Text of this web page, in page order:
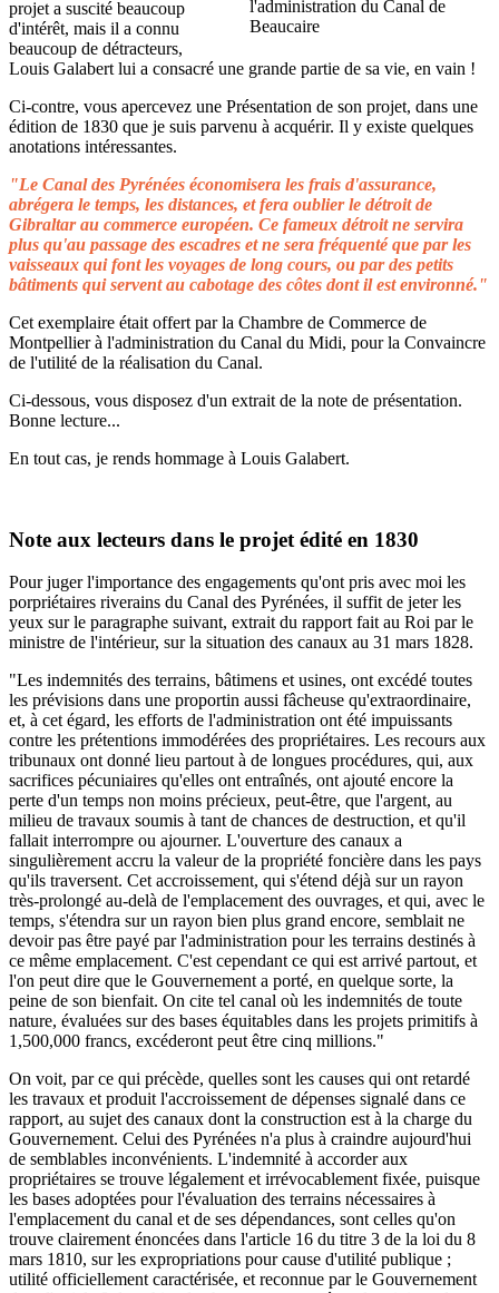
projet a suscité beaucoup
d'intérêt, mais il a connu
beaucoup de détracteurs,
Louis Galabert lui a consacré une grande partie de sa vie, en vain !
Ci-contre, vous apercevez une Présentation de son projet, dans une
édition de 1830 que je suis parvenu à acquérir. Il y existe quelques
anotations intéressantes.
"Le Canal des Pyrénées économisera les frais d'assurance,
abrégera le temps, les distances, et fera oublier le détroit de
Gibraltar au commerce européen. Ce fameux détroit ne servira
plus qu'au passage des escadres et ne sera fréquenté que par les
vaisseaux qui font les voyages de long cours, ou par des petits
bâtiments qui servent au cabotage des côtes dont il est environné."
Cet exemplaire était offert par la Chambre de Commerce de
Montpellier à l'administration du Canal du Midi, pour la Convaincre
de l'utilité de la réalisation du Canal.
Ci-dessous, vous disposez d'un extrait de la note de présentation.
Bonne lecture...
En tout cas, je rends hommage à Louis Galabert.
Note aux lecteurs dans le projet édité en 1830
Pour juger l'importance des engagements qu'ont pris avec moi les
porpriétaires riverains du Canal des Pyrénées, il suffit de jeter les
yeux sur le paragraphe suivant, extrait du rapport fait au Roi par le
ministre de l'intérieur, sur la situation des canaux au 31 mars 1828.
"Les indemnités des terrains, bâtimens et usines, ont excédé toutes
les prévisions dans une proportin aussi fâcheuse qu'extraordinaire,
et, à cet égard, les efforts de l'administration ont été impuissants
contre les prétentions immodérées des propriétaires. Les recours aux
tribunaux ont donné lieu partout à de longues procédures, qui, aux
sacrifices pécuniaires qu'elles ont entraînés, ont ajouté encore la
perte d'un temps non moins précieux, peut-être, que l'argent, au
milieu de travaux soumis à tant de chances de destruction, et qu'il
fallait interrompre ou ajourner. L'ouverture des canaux a
singulièrement accru la valeur de la propriété foncière dans les pays
qu'ils traversent. Cet accroissement, qui s'étend déjà sur un rayon
très-prolongé au-delà de l'emplacement des ouvrages, et qui, avec le
temps, s'étendra sur un rayon bien plus grand encore, semblait ne
devoir pas être payé par l'administration pour les terrains destinés à
ce même emplacement. C'est cependant ce qui est arrivé partout, et
l'on peut dire que le Gouvernement a porté, en quelque sorte, la
peine de son bienfait. On cite tel canal où les indemnités de toute
nature, évaluées sur des bases équitables dans les projets primitifs à
1,500,000 francs, excéderont peut être cinq millions."
On voit, par ce qui précède, quelles sont les causes qui ont retardé
les travaux et produit l'accroissement de dépenses signalé dans ce
rapport, au sujet des canaux dont la construction est à la charge du
Gouvernement. Celui des Pyrénées n'a plus à craindre aujourd'hui
de semblables inconvénients. L'indemnité à accorder aux
propriétaires se trouve légalement et irrévocablement fixée, puisque
les bases adoptées pour l'évaluation des terrains nécessaires à
l'emplacement du canal et de ses dépendances, sont celles qu'on
trouve clairement énoncées dans l'article 16 du titre 3 de la loi du 8
mars 1810, sur les expropriations pour cause d'utilité publique ;
utilité officiellement caractérisée, et reconnue par le Gouvernement